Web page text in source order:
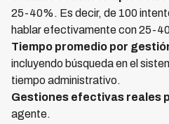
25-40%. Es decir, de 100
hablar efectivamente con 25-
Tiempo promedio por
incluyendo búsqueda en el
tiempo administrativo.
Gestiones efectivas reales
agente.